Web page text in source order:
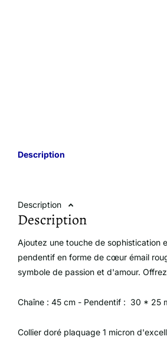
Description
Description
Description
Ajoutez une touche de sophistication
pendentif en forme de cœur émail
symbole de passion et d'amour.
Chaîne : 45 cm - Pendentif : 30 * 25
Collier doré plaquage 1 micron